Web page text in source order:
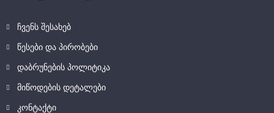
ჩვენს შესახებ
წესები და პირობები
დაბრუნების პოლიტიკა
მიწოდების დეტალები
კონტაქტი